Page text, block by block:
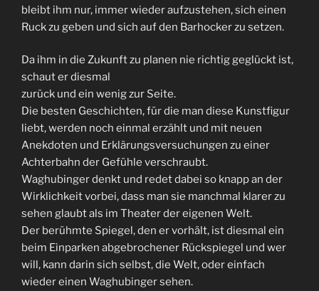
bleibt ihm nur, immer wieder aufzustehen, sich einen
Ruck zu geben und sich auf den Barhocker zu setzen.
Da ihm in die Zukunft zu planen nie richtig geglückt ist,
schaut er diesmal
zurück und ein wenig zur Seite.
Die besten Geschichten, für die man diese Kunstfigur
liebt, werden noch einmal erzählt und mit neuen
Anekdoten und Erklärungsversuchungen zu einer
Achterbahn der Gefühle verschraubt.
Waghubinger denkt und redet dabei so knapp an der
Wirklichkeit vorbei, dass man sie manchmal klarer zu
sehen glaubt als im Theater der eigenen Welt.
Der berühmte Spiegel, den er vorhält, ist diesmal ein
beim Einparken abgebrochener Rückspiegel und wer
will, kann darin sich selbst, die Welt, oder einfach
wieder einen Waghubinger sehen.